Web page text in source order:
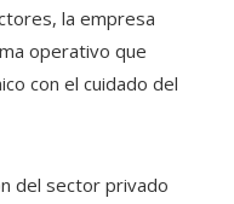
la empresa
operativo que
con el cuidado del
del sector privado